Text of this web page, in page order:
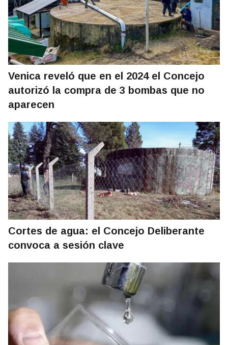
Venica reveló que en el 2024 el Concejo
autorizó la compra de 3 bombas que no
aparecen
Cortes de agua: el Concejo Deliberante
convoca a sesión clave